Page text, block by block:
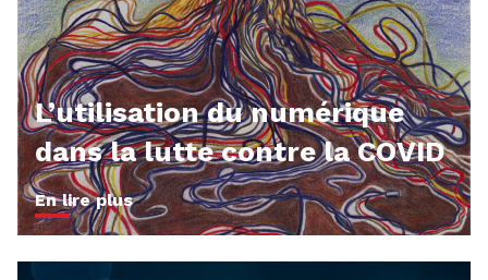
L’utilisation du numérique
dans la lutte contre la COVID
En lire plus